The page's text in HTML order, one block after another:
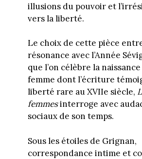
illusions du pouvoir et
vers la liberté.
Le choix de cette pièce
résonance avec l’Année
que l’on célèbre la naissance
femme dont l’écriture
liberté rare au XVIIe siècle,
femmesinterroge avec
sociaux de son temps.
Sous les étoiles de Grignan,
correspondance intime et